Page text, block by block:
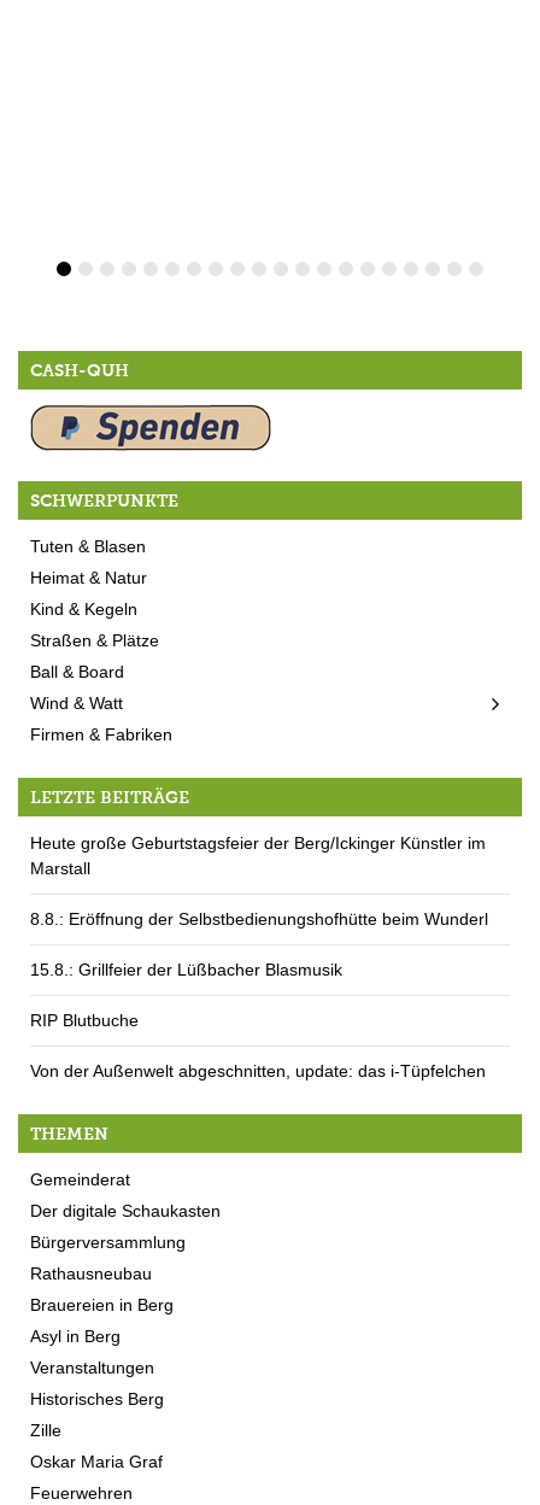
CASH-QUH
SCHWERPUNKTE
Tuten & Blasen
Heimat & Natur
Kind & Kegeln
Straßen & Plätze
Ball & Board
Wind & Watt
Firmen & Fabriken
LETZTE BEITRÄGE
Heute große Geburtstagsfeier der Berg/Ickinger Künstler im
Marstall
8.8.: Eröffnung der Selbstbedienungshofhütte beim Wunderl
15.8.: Grillfeier der Lüßbacher Blasmusik
RIP Blutbuche
Von der Außenwelt abgeschnitten, update: das i-Tüpfelchen
THEMEN
Gemeinderat
Der digitale Schaukasten
Bürgerversammlung
Rathausneubau
Brauereien in Berg
Asyl in Berg
Veranstaltungen
Historisches Berg
Zille
Oskar Maria Graf
Feuerwehren